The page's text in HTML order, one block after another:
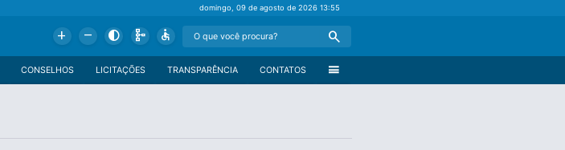
domingo, 09 de agosto de 202613:55
Add Remove Contrast Schema Accessible Search
menu
CONTATOS
TRANSPARÊNCIA
LICITAÇÕES
CONSELHOS